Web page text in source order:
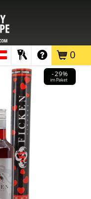
0
-29%
im Paket